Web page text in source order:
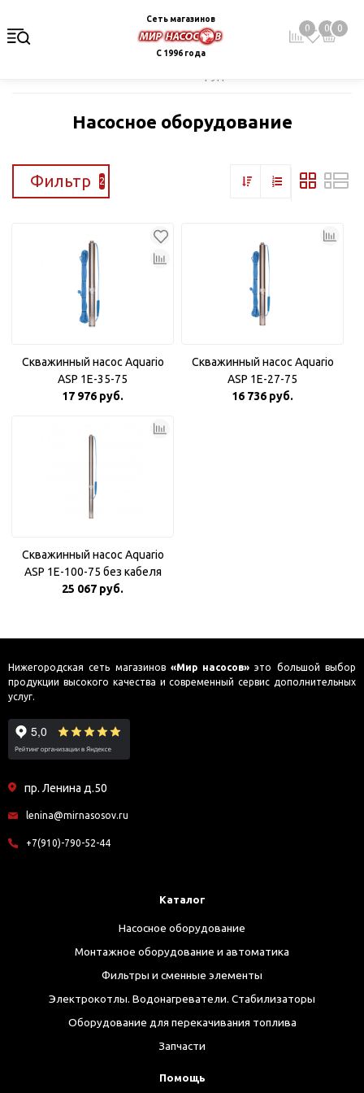
Сеть магазинов
С 1996 года
0 0 0
Насосное оборудование
Фильтр 2
Скважинный насос Aquario
ASP 1E-35-75
17 976 руб.
Скважинный насос Aquario
ASP 1E-27-75
16 736 руб.
Скважинный насос Aquario
ASP 1E-100-75 без кабеля
25 067 руб.
Нижегородская сеть магазинов «Мир насосов» это большой выбор
продукции высокого качества и современный сервис дополнительных
услуг.
пр. Ленина д.50
lenina@mirnasosov.ru
+7(910)-790-52-44
Каталог
Насосное оборудование
Монтажное оборудование и автоматика
Фильтры и сменные элементы
Электрокотлы. Водонагреватели. Стабилизаторы
Оборудование для перекачивания топлива
Запчасти
Помощь